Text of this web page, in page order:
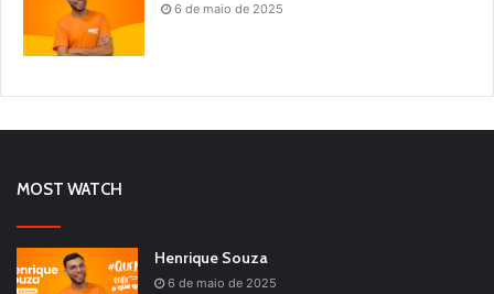
6 de maio de 2025
MOST WATCH
Henrique Souza
6 de maio de 2025